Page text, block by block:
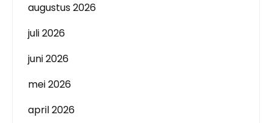
augustus 2026
juli 2026
juni 2026
mei 2026
april 2026